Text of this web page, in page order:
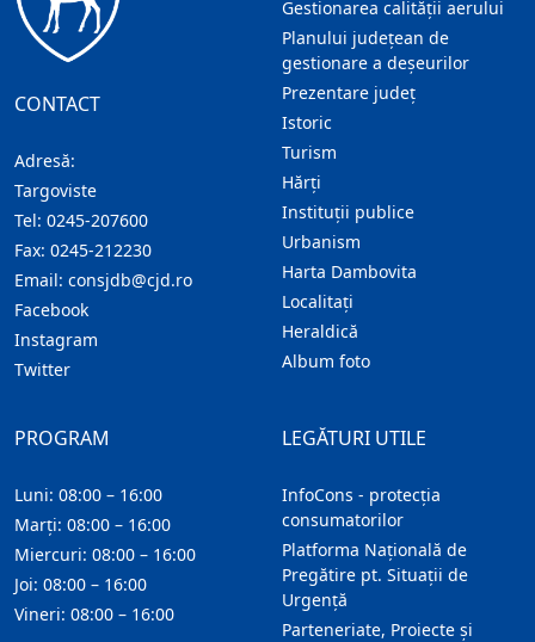
CONTACT
Adresă:
Targoviste
Tel: 0245-207600
Fax: 0245-212230
Email: consjdb@cjd.ro
Facebook
Instagram
Twitter
Gestionarea calității aerului
Planului județean de
gestionare a deșeurilor
Prezentare judeţ
Istoric
Turism
Hărţi
Instituţii publice
Urbanism
Harta Dambovita
Localitaţi
Heraldică
Album foto
LEGĂTURI UTILE
InfoCons - protecția
consumatorilor
Platforma Națională de
Pregătire pt. Situații de
Urgență
Parteneriate, Proiecte și
PROGRAM
Luni: 08:00 – 16:00
Marți: 08:00 – 16:00
Miercuri: 08:00 – 16:00
Joi: 08:00 – 16:00
Vineri: 08:00 – 16:00